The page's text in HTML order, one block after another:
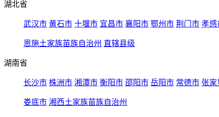
湖北省
武汉市 黄石市 十堰市 宜昌市 襄阳市 鄂州市 荆门市 孝感
恩施土家族苗族自治州 直辖县级
湖南省
长沙市 株洲市 湘潭市 衡阳市 邵阳市 岳阳市 常德市 张家
娄底市 湘西土家族苗族自治州